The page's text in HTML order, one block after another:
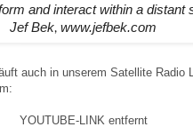
and interact within a distant
Jef Bek,www.jefbek.com
auch in unserem Satellite Radio
YOUTUBE-LINK entfernt